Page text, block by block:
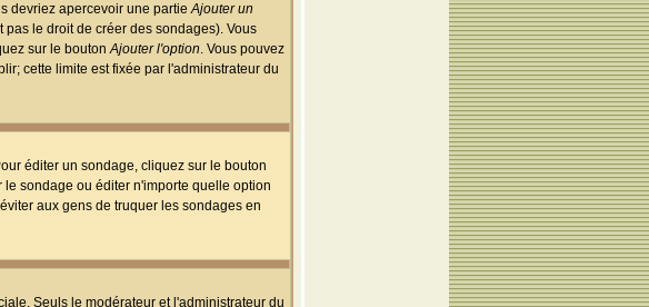
devriez apercevoir une partieAjouter un
le droit de créer des sondages). Vous
sur le boutonAjouter l'option. Vous pouvez
cette limite est fixée par l'administrateur du
éditer un sondage, cliquez sur le bouton
sondage ou éditer n'importe quelle option
aux gens de truquer les sondages en
Seuls le modérateur et l'administrateur du